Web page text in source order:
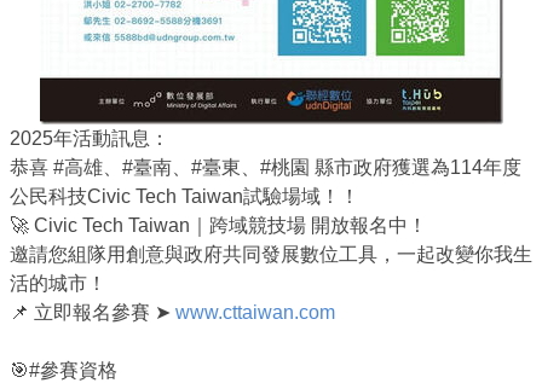
2025年活動訊息：
恭喜 #高雄、#臺南、#臺東、#桃園 縣市政府獲選為114年度
公民科技Civic Tech Taiwan試驗場域！！
🚀 Civic Tech Taiwan｜跨域競技場 開放報名中！
邀請您組隊用創意與政府共同發展數位工具，一起改變你我生
活的城市！
📌 立即報名參賽 ➤ www.cttaiwan.com
🎯#參賽資格